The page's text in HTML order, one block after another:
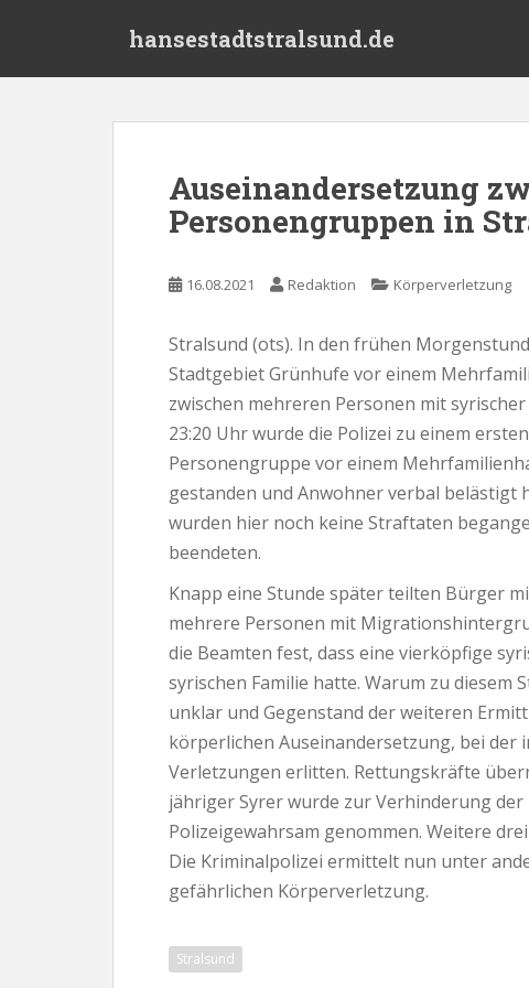
hansestadtstralsund.de
Auseinandersetzung
Personengruppen in
16.08.2021 Redaktion Körperverletzung
Stralsund (ots). In den frühen
Stadtgebiet Grünhufe vor einem
zwischen mehreren Personen mit
23:20 Uhr wurde die Polizei zu einem
Personengruppe vor einem
gestanden und Anwohner verbal belästigt
wurden hier noch keine Straftaten
beendeten.
Knapp eine Stunde später teilten Bürger
mehrere Personen mit
die Beamten fest, dass eine vierköpfige
syrischen Familie hatte. Warum zu
unklar und Gegenstand der weiteren
körperlichen Auseinandersetzung, bei der
Verletzungen erlitten. Rettungskräfte
jähriger Syrer wurde zur Verhinderung
Polizeigewahrsam genommen. Weitere
Die Kriminalpolizei ermittelt nun unter
gefährlichen Körperverletzung.
Stralsund